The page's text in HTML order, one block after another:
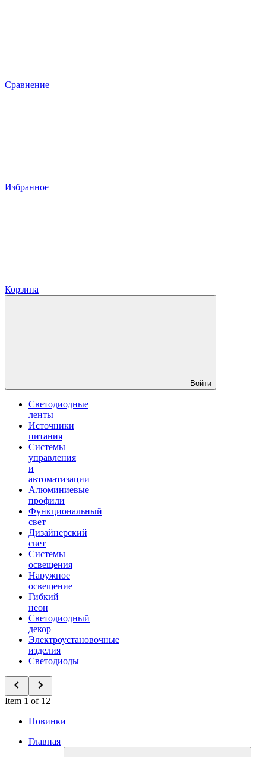
Сравнение
Избранное
Корзина
Войти
Светодиодные
ленты
Источники
питания
Системы
управления
и
автоматизации
Алюминиевые
профили
Функциональный
свет
Дизайнерский
свет
Системы
освещения
Наружное
освещение
Гибкий
неон
Светодиодный
декор
Электроустановочные
изделия
Светодиоды
Item 1 of 12
Новинки
Главная